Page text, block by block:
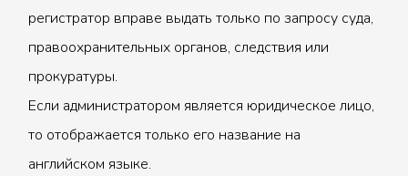
регистратор вправе выдать только по запросу суда,
правоохранительных органов, следствия или
прокуратуры.
Если администратором является юридическое лицо,
то отображается только его название на
английском языке.